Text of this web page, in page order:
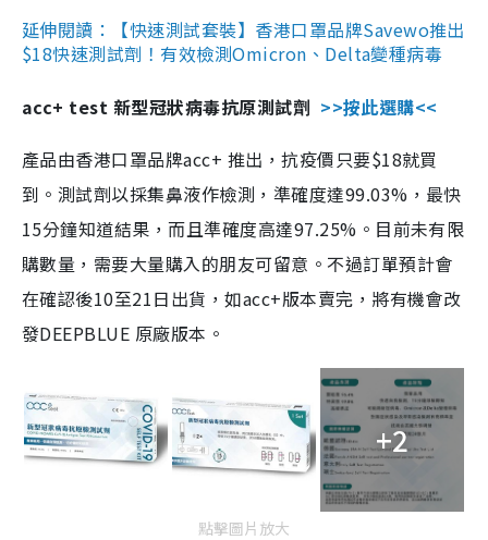
延伸閱讀：【快速測試套裝】香港口罩品牌Savewo推出
$18快速測試劑！有效檢測Omicron、Delta變種病毒
acc+ test 新型冠狀病毒抗原測試劑 >>按此選購<<
產品由香港口罩品牌acc+ 推出，抗疫價只要$18就買
到。測試劑以採集鼻液作檢測，準確度達99.03%，最快
15分鐘知道結果，而且準確度高達97.25%。目前未有限
購數量，需要大量購入的朋友可留意。不過訂單預計會
在確認後10至21日出貨，如acc+版本賣完，將有機會改
發DEEPBLUE 原廠版本。
+2
點擊圖片放大